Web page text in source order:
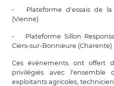
•
Plateforme d'essais de
(Vienne)
•
Plateforme Sillon
Ciers-sur-Bonnieure (Charente)
Ces événements ont offert
privilégiés avec
exploitants agricoles,